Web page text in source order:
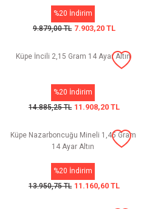
%20 İndirim
9.879,00 TL 7.903,20 TL
Küpe İncili 2,15 Gram 14 Ayar Altın
%20 İndirim
14.885,25 TL 11.908,20 TL
Küpe Nazarboncuğu Mineli 1,45 Gram
14 Ayar Altın
%20 İndirim
13.950,75 TL 11.160,60 TL